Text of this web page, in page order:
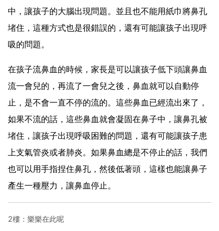
中，讓孩子的大腦出現問題。並且也不能用紙巾將鼻孔
堵住，這種方式也是很錯誤的，還有可能讓孩子出現呼
吸的問題。
在孩子流鼻血的時候，家長是可以讓孩子低下頭讓鼻血
流一會兒的，再流了一會兒之後，鼻血就可以自動停
止，是不會一直不停的流的。這些鼻血已經流出來了，
如果不流的話，這些鼻血就會凝固在鼻子中，讓鼻孔被
堵住，讓孩子出現呼吸困難的問題，還有可能讓孩子患
上支氣管炎或者肺炎。如果鼻血總是不停止的話，我們
也可以用手指捏住鼻孔，然後低著頭，這樣也能讓鼻子
產生一種壓力，讓鼻血停止。
2樓：樂樂在此呢